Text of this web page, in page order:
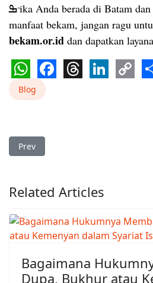
ߒ᠊ika Anda berada di Batam dan ingin merasakan
manfaat bekam, jangan ragu
bekam.or.id dan dapatkan
WhatsApp
Facebook
Blog
Previous article: Bekam Batam
Prev
Related Articles
Bagaimana
Dupa, Bukhur atau